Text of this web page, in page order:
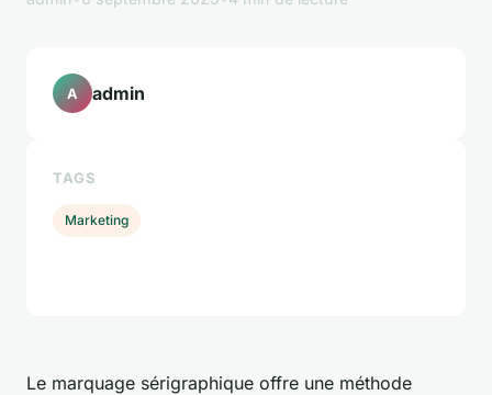
Le marquage sérigraphique offre une méthode
A admin
TAGS
Marketing